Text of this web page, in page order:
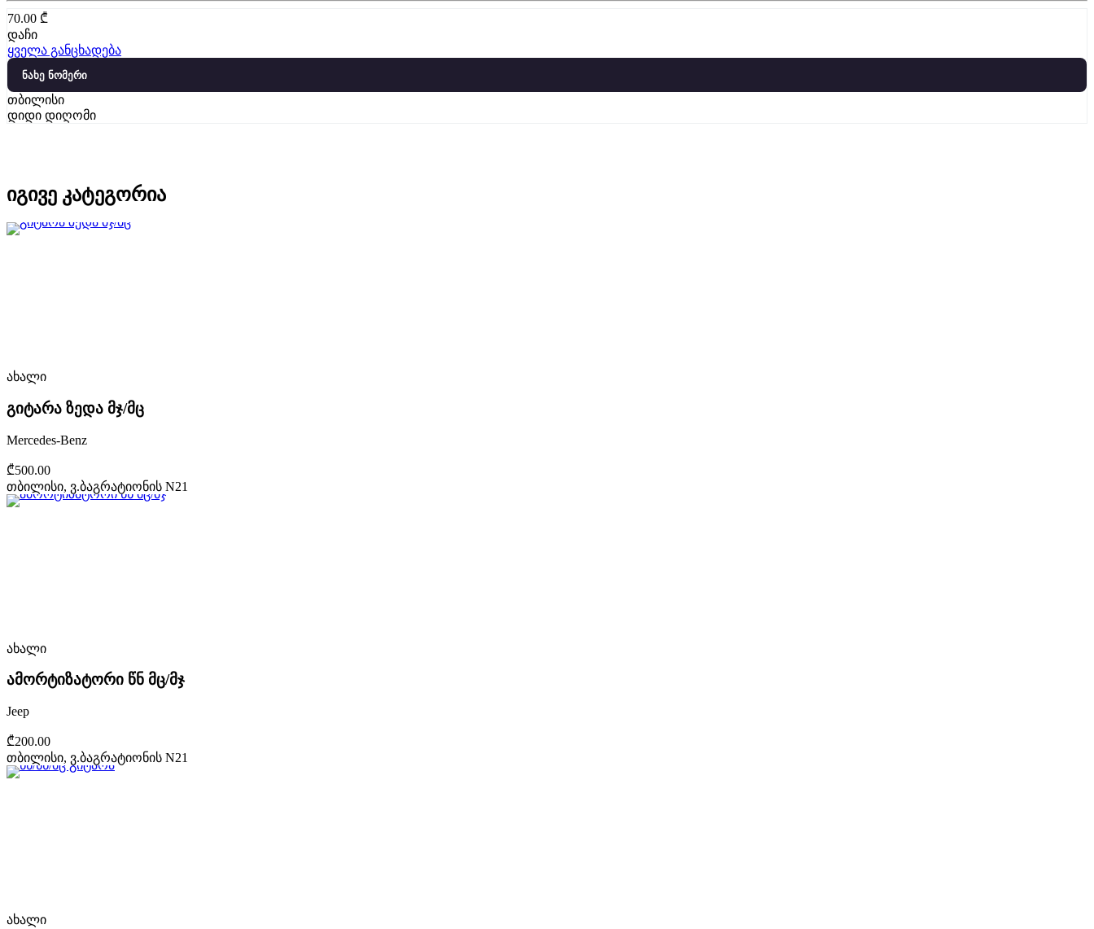
70.00 ₾
დაჩი
ყველა განცხადება
ნახე ნომერი
თბილისი
დიდი დიღომი
იგივე კატეგორია
ახალი
გიტარა ზედა მჯ/მც
Mercedes-Benz
₾500.00
თბილისი, ვ.ბაგრატიონის N21
ახალი
ამორტიზატორი წნ მც/მჯ
Jeep
₾200.00
თბილისი, ვ.ბაგრატიონის N21
ახალი